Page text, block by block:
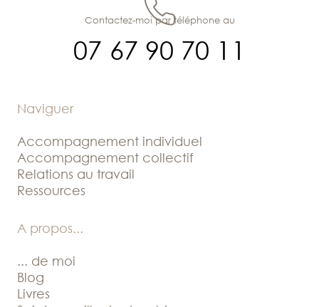
07 67 90 70 11
Contactez-moi par téléphone au
Naviguer
Accompagnement individuel
Accompagnement collectif
Relations au travail
Ressources
A propos...
... de moi
Blog
Livres